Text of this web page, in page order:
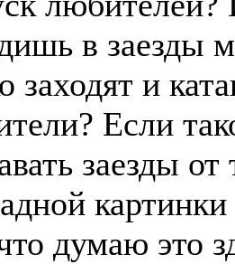
в заезды
заходят и
Если
заезды
думаю это